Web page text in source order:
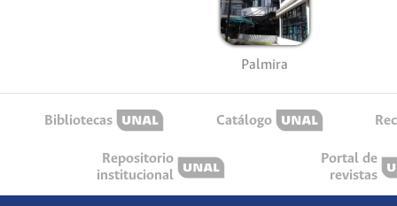
Palmira
Bibliotecas Catálogo
Repositorio
institucional
Portal de
revistas